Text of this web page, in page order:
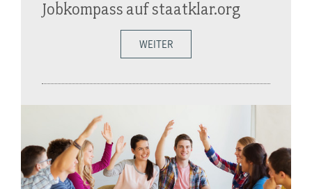
Jobkompass auf staatklar.org
WEITER